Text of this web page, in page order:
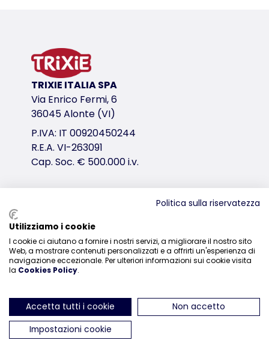
TRIXIE ITALIA SPA
Via Enrico Fermi, 6
36045 Alonte (VI)
P.IVA: IT 00920450244
R.E.A. VI-263091
Cap. Soc. € 500.000 i.v.
0444-835329
ci trovi su Instagram
ci trovi su Facebook
ci trovi su YouTube
ci trovi suci trovi su
Politica sulla riservatezza
Utilizziamo i cookie
I cookie ci aiutano a fornire i nostri servizi, a migliorare il nostro sito
Web, a mostrare contenuti personalizzati e a offrirti un'esperienza di
navigazione eccezionale. Per ulteriori informazioni sui cookie visita
la Cookies Policy.
Accetta tutti i cookie
Non accetto
Impostazioni cookie